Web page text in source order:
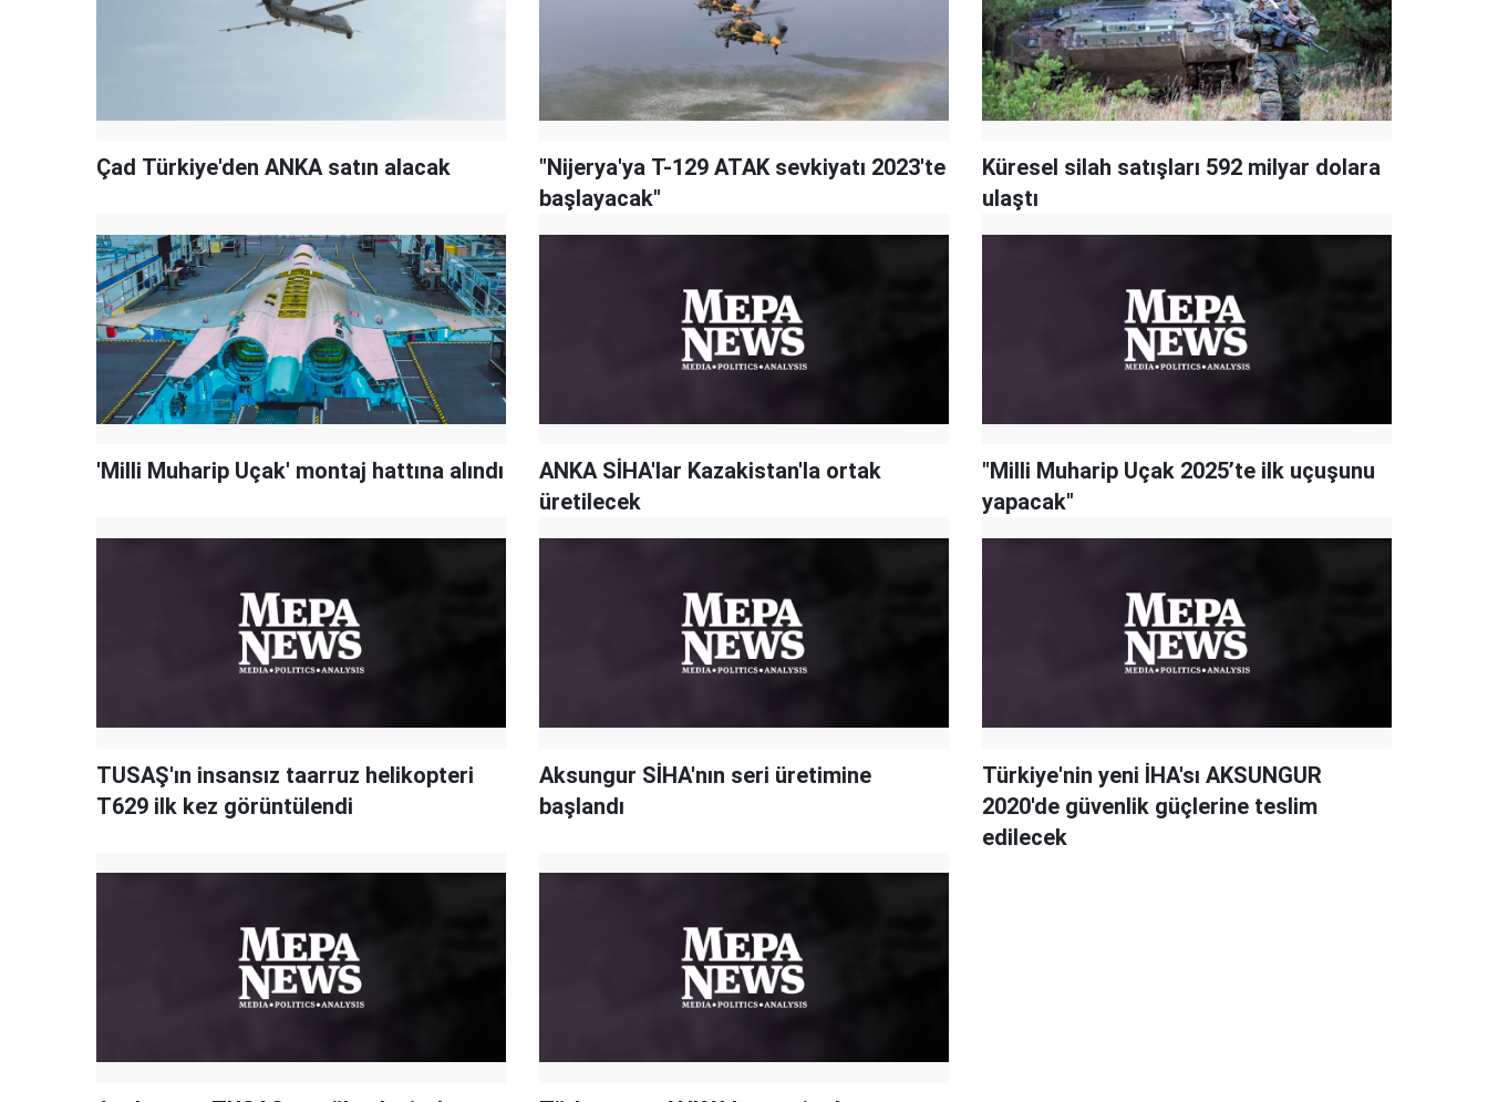
Çad Türkiye'den ANKA satın alacak
"Nijerya'ya T-129 ATAK sevkiyatı 2023'te
başlayacak"
Küresel silah satışları 592 milyar dolara
ulaştı
'Milli Muharip Uçak' montaj hattına alındı
ANKA SİHA'lar Kazakistan'la ortak
üretilecek
"Milli Muharip Uçak 2025’te ilk uçuşunu
yapacak"
TUSAŞ'ın insansız taarruz helikopteri
T629 ilk kez görüntülendi
Aksungur SİHA'nın seri üretimine
başlandı
Türkiye'nin yeni İHA'sı AKSUNGUR
2020'de güvenlik güçlerine teslim
edilecek